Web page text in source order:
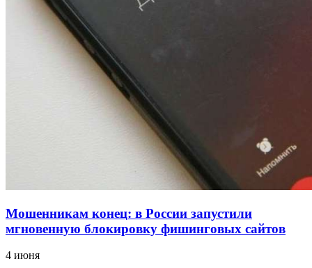
Сладкий праздник в Волгограде: в Центральном
парке прошёл фестиваль „Арбузный переполох“
Волгоградские компании нарастили экспорт:
заключены контракты на 3,6 млн долларов
Мошенникам конец: в России запустили
мгновенную блокировку фишинговых сайтов
4 июня